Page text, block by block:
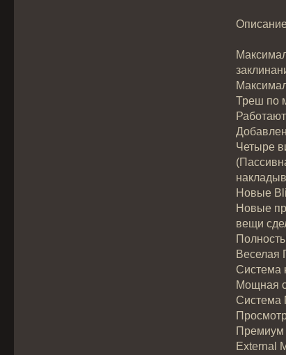
Треш по
Четыре
Новые
Новые
вещи
Веселая
Система
Мощная
Система
Премиум
External